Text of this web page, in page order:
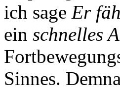
ich sage Er
ein schnelles
Sinnes.